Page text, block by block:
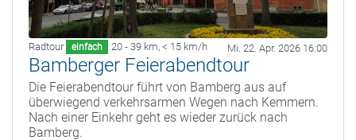
Radtour einfach 20 - 39 km, < 15 km/h Mi. 22. Apr. 2026 16:00
Bamberger Feierabendtour
Die Feierabendtour führt von Bamberg aus auf
überwiegend verkehrsarmen Wegen nach Kemmern.
Nach einer Einkehr geht es wieder zurück nach
Bamberg.